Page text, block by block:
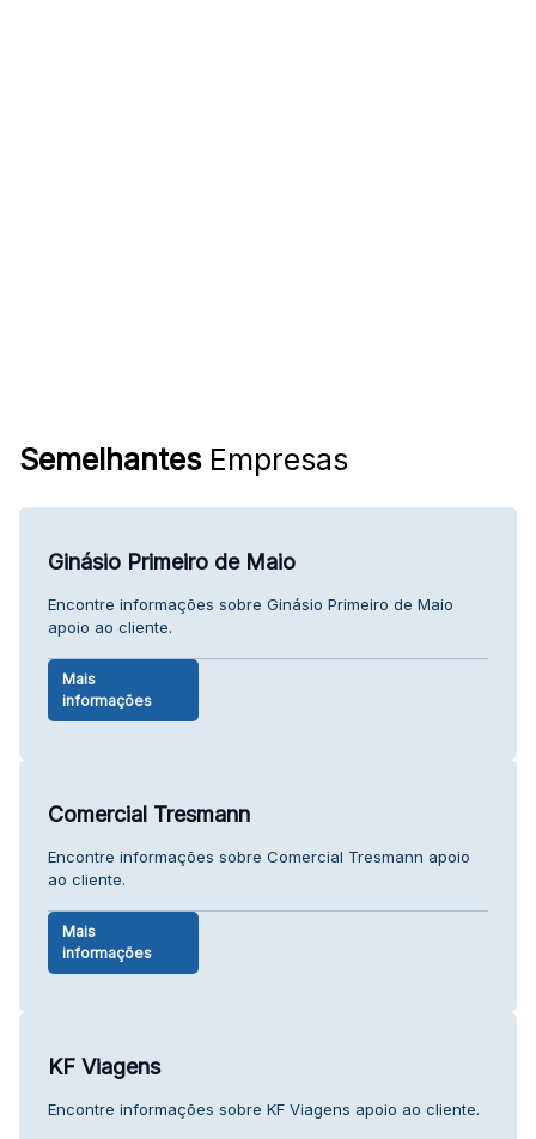
SemelhantesEmpresas
Ginásio Primeiro de Maio
Encontre informações sobre Ginásio Primeiro de Maio
apoio ao cliente.
Mais
informações
Comercial Tresmann
Encontre informações sobre Comercial Tresmann apoio
ao cliente.
Mais
informações
KF Viagens
Encontre informações sobre KF Viagens apoio ao cliente.